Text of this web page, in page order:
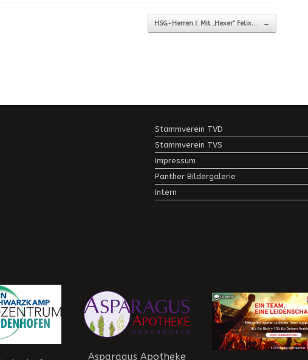
HSG-Herren I: Mit „Hexer“ Felix… →
Stammverein TVD
Stammverein TVS
Impressum
Panther Bildergalerie
Intern
Asparagus Apotheke